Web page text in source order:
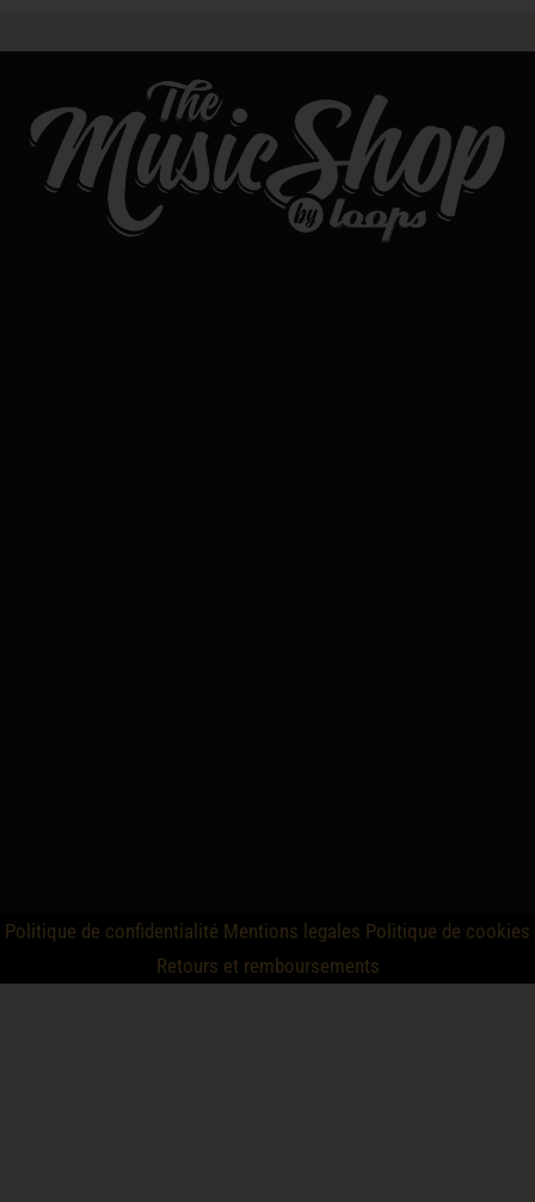
Politique de confidentialité Mentions legales Politique de cookies
Retours et remboursements